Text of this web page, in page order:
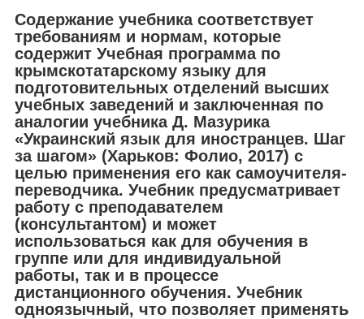
Содержание учебника соответствует
требованиям и нормам, которые
содержит Учебная программа по
крымскотатарскому языку для
подготовительных отделений высших
учебных заведений и заключенная по
аналогии учебника Д. Мазурика
«Украинский язык для иностранцев. Шаг
за шагом» (Харьков: Фолио, 2017) с
целью применения его как самоучителя-
переводчика. Учебник предусматривает
работу с преподавателем
(консультантом) и может
использоваться как для обучения в
группе или для индивидуальной
работы, так и в процессе
дистанционного обучения. Учебник
одноязычный, что позволяет применять